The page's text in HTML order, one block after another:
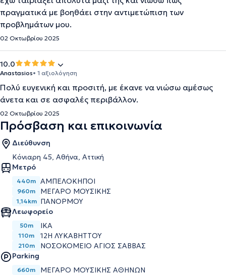
πραγματικά με βοηθάει στην αντιμετώπιση των
προβλημάτων μου.
02 Οκτωβρίου 2025
10.0
Anastasios• 1 αξιολόγηση
Πολύ ευγενική και προσιτή, με έκανε να νιώσω αμέσως
άνετα και σε ασφαλές περιβάλλον.
02 Οκτωβρίου 2025
Πρόσβαση και επικοινωνία
Διεύθυνση
Κόνιαρη 45, Αθήνα, Αττική
Μετρό
440m ΑΜΠΕΛΌΚΗΠΟΙ
960m ΜΈΓΑΡΟ ΜΟΥΣΙΚΉΣ
1,14km ΠΑΝΌΡΜΟΥ
Λεωφορείο
50m ΙΚΑ
110m 12Η ΛΥΚΑΒΗΤΤΟΥ
210m
ΝΟΣΟΚΟΜΕΙΟ ΑΓΙΟΣ ΣΑΒΒΑΣ
Parking
660m ΜΕΓΆΡΟ ΜΟΥΣΙΚΉΣ ΑΘΗΝΏΝ